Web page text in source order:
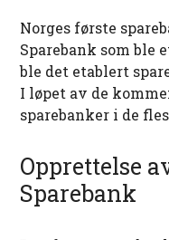
Norges første
Sparebank som ble
ble det etablert
I løpet av de
sparebanker i de
Opprettelse
Sparebank